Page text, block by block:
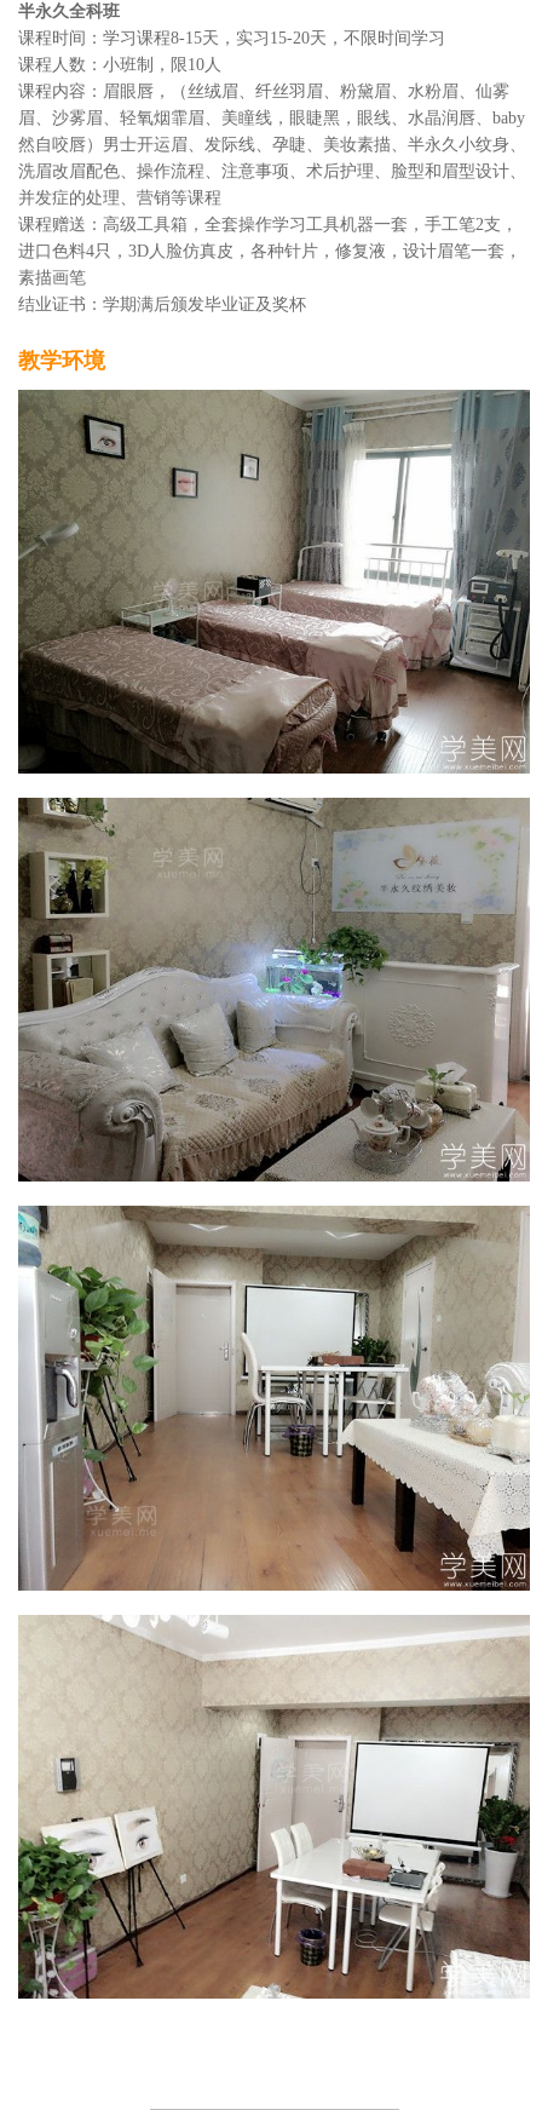
半永久全科班
课程时间：学习课程8-15天，实习15-20天，不限时间学习
课程人数：小班制，限10人
课程内容：眉眼唇，（丝绒眉、纤丝羽眉、粉黛眉、水粉眉、仙雾
眉、沙雾眉、轻氧烟霏眉、美瞳线，眼睫黑，眼线、水晶润唇、baby
然自咬唇）男士开运眉、发际线、孕睫、美妆素描、半永久小纹身、
洗眉改眉配色、操作流程、注意事项、术后护理、脸型和眉型设计、
并发症的处理、营销等课程
课程赠送：高级工具箱，全套操作学习工具机器一套，手工笔2支，
进口色料4只，3D人脸仿真皮，各种针片，修复液，设计眉笔一套，
素描画笔
结业证书：学期满后颁发毕业证及奖杯
教学环境